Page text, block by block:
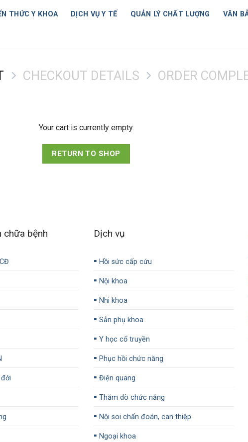
THỨC Y KHOA DỊCH VỤ Y TẾ QUẢN LÝ CHẤT LƯỢNG VĂN
CHECKOUT DETAILS ORDER
Your cart is currently empty.
RETURN TO SHOP
chữa bệnh Dịch vụ
▪️ Hồi sức cấp cứu
▪️ Nội khoa
▪️ Nhi khoa
▪️ Sản phụ khoa
▪️ Y học cổ truyền
▪️ Phục hồi chức năng
▪️ Điện quang
▪️ Thăm dò chức năng
▪️ Nội soi chẩn đoán, can thiệp
▪️ Ngoại khoa